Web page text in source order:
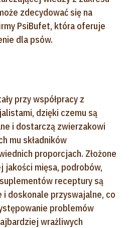
zdecydować się na
PsiBufet, która oferuje
dla psów.
przy współpracy z
dzięki czemu są
i dostarczą zwierzakowi
mu składników
proporcjach. Złożone
jakości mięsa, podrobów,
receptury są
doskonale przyswajalne, co
problemów
wrażliwych